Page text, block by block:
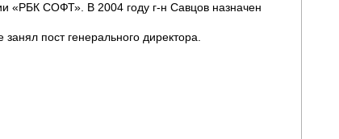
«РБК СОФТ». В 2004 году г-н Савцов назначен
пост генерального директора.